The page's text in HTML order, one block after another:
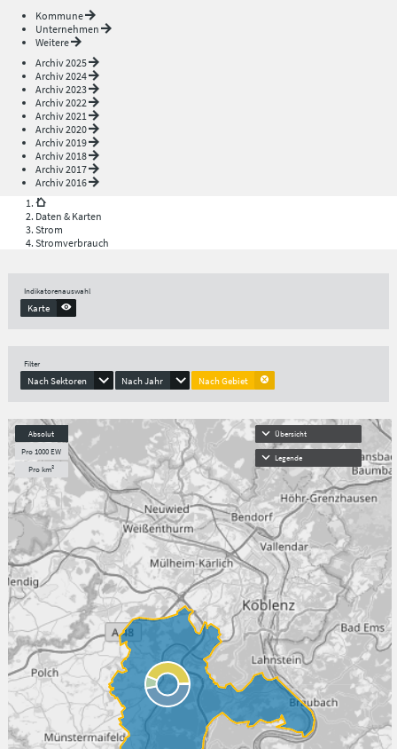
Kommune
Unternehmen
Weitere
Archiv 2025
Archiv 2024
Archiv 2023
Archiv 2022
Archiv 2021
Archiv 2020
Archiv 2019
Archiv 2018
Archiv 2017
Archiv 2016
Daten & Karten
Strom
Stromverbrauch
Indikatorenauswahl
Karte
Filter
Nach Sektoren Nach Jahr Nach Gebiet
Absolut
Pro 1000 EW
Pro km²
Übersicht
Legende